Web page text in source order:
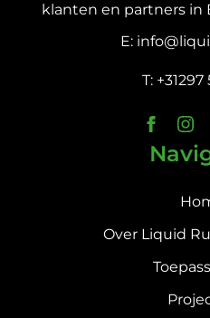
klanten en partners in
E:
T:
Over Liquid